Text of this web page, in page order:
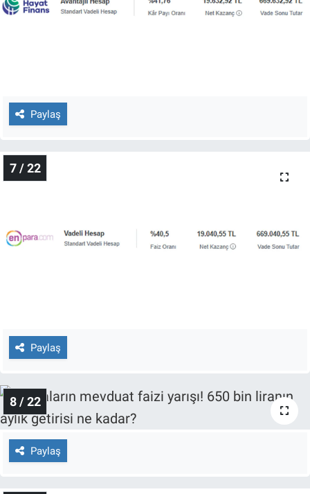
Paylaş
7 / 22
Paylaş
8 / 22
Paylaş